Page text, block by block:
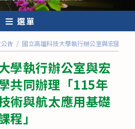
選單
告 / 國立高雄科技大學執行辦公室與宏國德
學執行辦公室與宏
共同辦理「115年
術與航太應用基礎
程」